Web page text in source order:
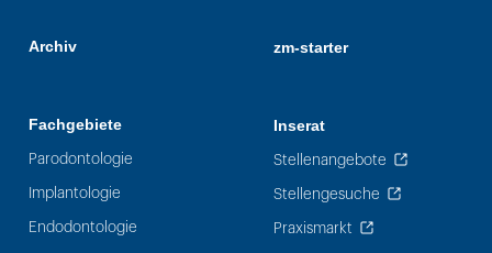
Archiv
Fachgebiete
Parodontologie
Implantologie
Endodontologie
zm-starter
Inserat
Stellenangebote
Stellengesuche
Praxismarkt